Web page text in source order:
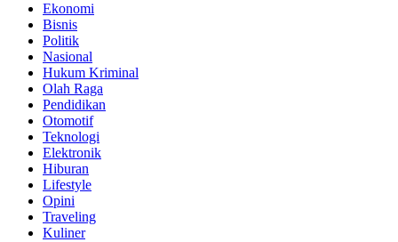
Ekonomi
Bisnis
Politik
Nasional
Hukum Kriminal
Olah Raga
Pendidikan
Otomotif
Teknologi
Elektronik
Hiburan
Lifestyle
Opini
Traveling
Kuliner